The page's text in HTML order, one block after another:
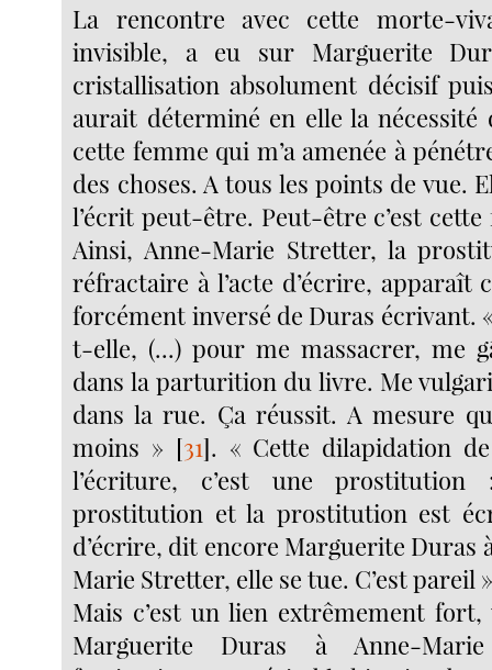
La rencontre avec cette morte-
invisible, a eu sur Marguerite
cristallisation absolument décisif
aurait déterminé en elle la nécessité
cette femme qui m’a amenée à
des choses. A tous les points de vue.
l’écrit peut-être. Peut-être c’est
Ainsi, Anne-Marie Stretter, la
réfractaire à l’acte d’écrire, apparaît
forcément inversé de Duras écrivant.
t-elle, (...) pour me massacrer, me
dans la parturition du livre. Me
dans la rue. Ça réussit. A mesure
moins » [31]. « Cette dilapidation
l’écriture, c’est une prostitution
prostitution et la prostitution est
d’écrire, dit encore Marguerite Duras
Marie Stretter, elle se tue. C’est pareil
Mais c’est un lien extrêmement
Marguerite Duras à Anne-